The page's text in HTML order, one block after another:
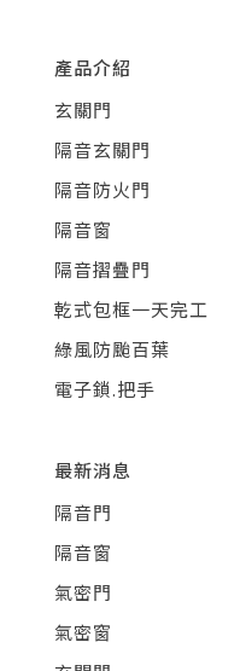
產品介紹
玄關門
隔音玄關門
隔音防火門
隔音窗
隔音摺疊門
乾式包框一天完工
綠風防颱百葉
電子鎖.把手
最新消息
隔音門
隔音窗
氣密門
氣密窗